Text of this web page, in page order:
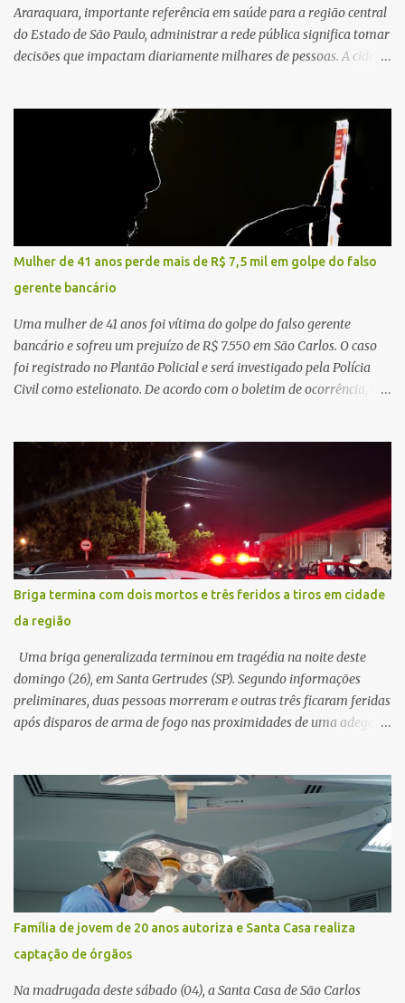
Araraquara, importante referência em saúde para a região central
do Estado de São Paulo, administrar a rede pública significa tomar
decisões que impactam diariamente milhares de pessoas. A cidade
município, mas também de diversas cidades do entorno,
ampliando significativamente a responsabilidade da gestão sobre
o Sistema Único de Saúde (SUS). Nos últimos anos, o Governo
Federal tem ampliado investimentos destinados ao fortalecimento
da atenção básica, da infraestrutura hospitalar e da
regionalização dos serviços de saúde. Entretanto, em um cenário
de demandas crescentes e recursos necessariamente limitados, a
principal missão da gestão pública não é apenas investir mais,
mas decidir melhor onde investir para produzir o maior benefício
possível à população. Essa reflexão encontra respaldo tanto na
teoria da admini...
Mulher de 41 anos perde mais de R$ 7,5 mil em golpe do falso
gerente bancário
Uma mulher de 41 anos foi vítima do golpe do falso gerente
bancário e sofreu um prejuízo de R$ 7.550 em São Carlos. O caso
foi registrado no Plantão Policial e será investigado pela Polícia
Civil como estelionato. De acordo com o boletim de ocorrência, a
suspeito alegou que seria necessário atualizar o cadastro da conta
e passou a orientar a vítima sobre os procedimentos que deveriam
ser realizados. Dias depois, o golpista enviou um documento em
PDF simulando uma comunicação oficial da instituição financeira.
Na sequência, entrou em contato por telefone e encaminhou um
link, orientando a vítima a acessá-lo pelo computador para
concluir a suposta atualização cadastral. Após realizar o
procedimento, a conta bancária ficou bloqueada por algumas
horas. Sem conseguir acessar o sistema, a vítima tentou
novamente contato com o suposto gerente, mas não obteve
resposta. Na segunda-fe...
Briga termina com dois mortos e três feridos a tiros em cidade
da região
Uma briga generalizada terminou em tragédia na noite deste
domingo (26), em Santa Gertrudes (SP). Segundo informações
preliminares, duas pessoas morreram e outras três ficaram feridas
após disparos de arma de fogo nas proximidades de uma adega. O
começado dentro do estabelecimento e se estendido para a área
externa, quando dois homens armados passaram a efetuar
diversos disparos. Duas vítimas morreram ainda no local. Outras
três pessoas foram baleadas e socorridas. Até o momento, não
foram divulgadas informações oficiais sobre o estado de saúde dos
feridos. Equipes da Polícia Militar de Santa Gertrudes atenderam a
ocorrência e isolaram a área para o trabalho da perícia. Até a
última atualização, nenhum suspeito havia sido preso. A Polícia
Civil investigará a motivação da briga, a autoria dos disparos e as
circunstâncias do crime. A ocorrência segue em anda...
Família de jovem de 20 anos autoriza e Santa Casa realiza
captação de órgãos
Na madrugada deste sábado (04), a Santa Casa de São Carlos